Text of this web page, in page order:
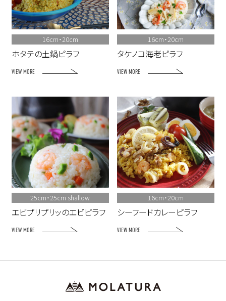
16cm・20cm
ホタテの土鍋ピラフ
VIEW MORE
16cm・20cm
タケノコ海老ピラフ
VIEW MORE
25cm・25cm shallow
エビプリプリッのエビピラフ
VIEW MORE
16cm・20cm
シーフードカレーピラフ
VIEW MORE